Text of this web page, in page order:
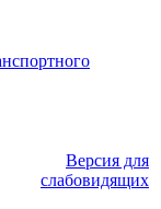
Версия для
слабовидящих